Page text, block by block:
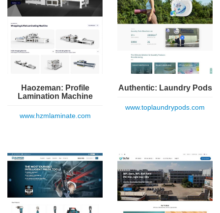
Haozeman: Profile
Lamination Machine
www.hzmlaminate.com
Authentic: Laundry Pods
www.toplaundrypods.com